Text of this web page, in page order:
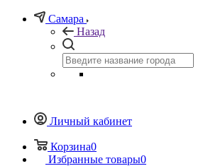
Самара
Назад
Личный кабинет
Корзина0
Избранные товары0